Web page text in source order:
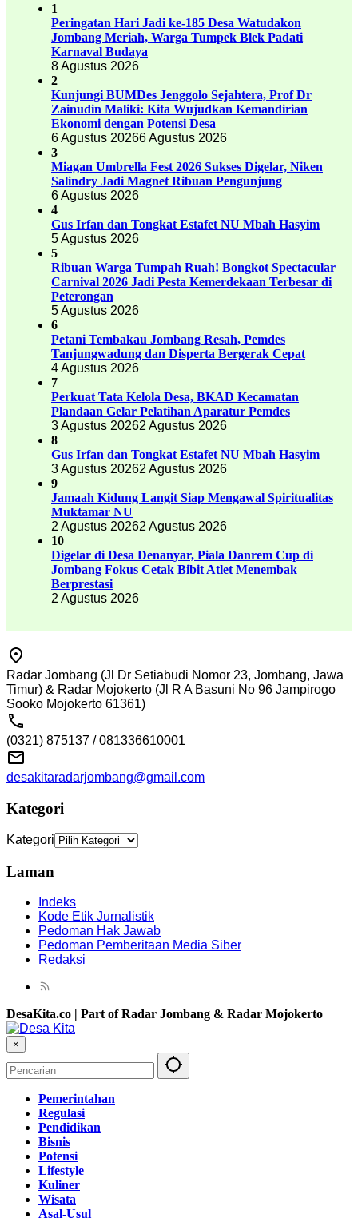
1
Peringatan Hari Jadi ke-185 Desa Watudakon
Jombang Meriah, Warga Tumpek Blek Padati
Karnaval Budaya
8 Agustus 2026
2
Kunjungi BUMDes Jenggolo Sejahtera, Prof Dr
Zainudin Maliki: Kita Wujudkan Kemandirian
Ekonomi dengan Potensi Desa
6 Agustus 20266 Agustus 2026
3
Miagan Umbrella Fest 2026 Sukses Digelar, Niken
Salindry Jadi Magnet Ribuan Pengunjung
6 Agustus 2026
4
Gus Irfan dan Tongkat Estafet NU Mbah Hasyim
5 Agustus 2026
5
Ribuan Warga Tumpah Ruah! Bongkot Spectacular
Carnival 2026 Jadi Pesta Kemerdekaan Terbesar di
Peterongan
5 Agustus 2026
6
Petani Tembakau Jombang Resah, Pemdes
Tanjungwadung dan Disperta Bergerak Cepat
4 Agustus 2026
7
Perkuat Tata Kelola Desa, BKAD Kecamatan
Plandaan Gelar Pelatihan Aparatur Pemdes
3 Agustus 20262 Agustus 2026
8
Gus Irfan dan Tongkat Estafet NU Mbah Hasyim
3 Agustus 20262 Agustus 2026
9
Jamaah Kidung Langit Siap Mengawal Spiritualitas
Muktamar NU
2 Agustus 20262 Agustus 2026
10
Digelar di Desa Denanyar, Piala Danrem Cup di
Jombang Fokus Cetak Bibit Atlet Menembak
Berprestasi
2 Agustus 2026
Radar Jombang (Jl Dr Setiabudi Nomor 23, Jombang, Jawa
Timur) & Radar Mojokerto (Jl R A Basuni No 96 Jampirogo
Sooko Mojokerto 61361)
(0321) 875137 / 081336610001
desakitaradarjombang@gmail.com
Kategori
Kategori
Laman
Indeks
Kode Etik Jurnalistik
Pedoman Hak Jawab
Pedoman Pemberitaan Media Siber
Redaksi
DesaKita.co | Part of Radar Jombang & Radar Mojokerto
×
Pemerintahan
Regulasi
Pendidikan
Bisnis
Potensi
Lifestyle
Kuliner
Wisata
Asal-Usul